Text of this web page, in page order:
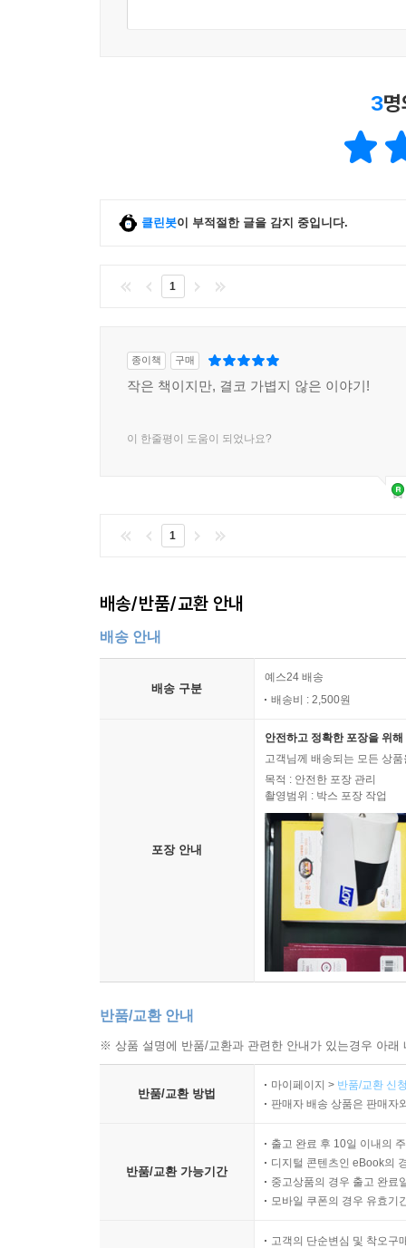
르포르타주는 이전 작품과 다른 특별한 시도이다
이야기는 소설이었고, 이것은 현실이라는 것이다
위해서 많은 부분에서 매이게 되는 게 소설과 가장
내가 경험했던 정신 상태가 쌍용자동차 노동자
글을 쓰는 작가로서 당연히 겪어야 하는 일이라
그렇다면 ≪의자놀이≫를 집필하기 전에 생각하
소리인지 모르게 알려주었다. 그런 것들을 내가
그리고 쌍용차 문제의 가장 큰 핵심은, 이 사건
‘정몽구’를 비롯한 ‘정씨’ 일가라고 규정지을 수
쌍용차도 그런 것이었다. 이것이 앞으로 우리가
제목이기도 한 ≪의자놀이≫에 대해 이야기하면?
이 사건의 전모를 파악했을 때 제일 먼저
모호해서 허깨비랑 싸우는 것과 같아 싸우는 사
잔인한 힘이 한두 개가 아니었다. 아우슈비츠
탈락하는 놀이다. 이 놀이와 자본의 잔인함이 결
놀이에 참여한 사람은 상상할 수도 없는 나락으
또 한편 주목할 것이 ‘공지영 작가’ 하면 대한민
의자놀이≫의 인세 전액을 기부한다고 했다. 진짜
사실 난 원고료를 안주면 일기도 잘 안 써
겪고 있을 죽음의 유혹과 고통에서 힘들어하는
그들에게 더 큰 도움이 되고 싶고, 이것이 나아가
매우 좋았다.
그럼 독자들로 이 책을 구입하면 직간접적으로
확실하게 말씀드릴 수 있는 건 제가 가져
있었다. 출판사 역시 10만 부까지 전액 기부를 약속
사실 이 사건을 주도한 여러 사람이 있다. 예를
3
클린봇이 부적절한 글을 감지 중입니다.
1
종이책 구매
작은 책이지만, 결코 가볍지 않은 이야기!
이 한줄평이 도움이 되었나요?
1
배송/반품/교환 안내
배송 안내
배송 구분
예스24 배송
배송비 : 2,500원
포장 안내
안전하고 정확한 포장을 위
고객님께 배송되는 모든 상
목적 : 안전한 포장 관리
촬영범위 : 박스 포장 작업
반품/교환 안내
※ 상품 설명에 반품/교환과 관련한 안내가 있는경우 아
반품/교환 방법
마이페이지 > 반품/교환 신
판매자 배송 상품은 판매자
반품/교환 가능기간
출고 완료 후 10일 이내의
디지털 콘텐츠인 eBook의
중고상품의 경우 출고 완료
모바일 쿠폰의 경우 유효기
고객의 단순변심 및 착오구